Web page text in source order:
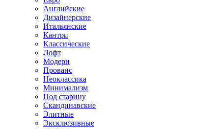
Английские
Дизайнерские
Итальянские
Кантри
Классические
Лофт
Модерн
Прованс
Неоклассика
Минимализм
Под старину
Скандинавские
Элитные
Эксклюзивные